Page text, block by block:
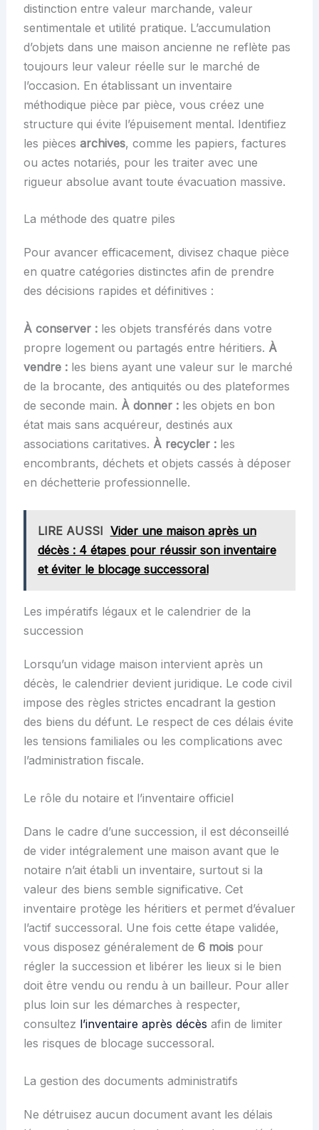
distinction entre valeur marchande, valeur
sentimentale et utilité pratique. L’accumulation
d’objets dans une maison ancienne ne reflète pas
toujours leur valeur réelle sur le marché de
l’occasion. En établissant un inventaire
méthodique pièce par pièce, vous créez une
structure qui évite l’épuisement mental. Identifiez
les pièces archives, comme les papiers, factures
ou actes notariés, pour les traiter avec une
rigueur absolue avant toute évacuation massive.
La méthode des quatre piles
Pour avancer efficacement, divisez chaque pièce
en quatre catégories distinctes afin de prendre
des décisions rapides et définitives :
À conserver :les objets transférés dans votre
propre logement ou partagés entre héritiers. À
vendre :les biens ayant une valeur sur le marché
de la brocante, des antiquités ou des plateformes
de seconde main. À donner :les objets en bon
état mais sans acquéreur, destinés aux
associations caritatives. À recycler :les
encombrants, déchets et objets cassés à déposer
en déchetterie professionnelle.
LIRE AUSSI Vider une maison après un
décès : 4 étapes pour réussir son inventaire
et éviter le blocage successoral
Les impératifs légaux et le calendrier de la
succession
Lorsqu’un vidage maison intervient après un
décès, le calendrier devient juridique. Le code civil
impose des règles strictes encadrant la gestion
des biens du défunt. Le respect de ces délais évite
les tensions familiales ou les complications avec
l’administration fiscale.
Le rôle du notaire et l’inventaire officiel
Dans le cadre d’une succession, il est déconseillé
de vider intégralement une maison avant que le
notaire n’ait établi un inventaire, surtout si la
valeur des biens semble significative. Cet
inventaire protège les héritiers et permet d’évaluer
l’actif successoral. Une fois cette étape validée,
vous disposez généralement de 6 moispour
régler la succession et libérer les lieux si le bien
doit être vendu ou rendu à un bailleur. Pour aller
plus loin sur les démarches à respecter,
consultez l’inventaire après décès afin de limiter
les risques de blocage successoral.
La gestion des documents administratifs
Ne détruisez aucun document avant les délais